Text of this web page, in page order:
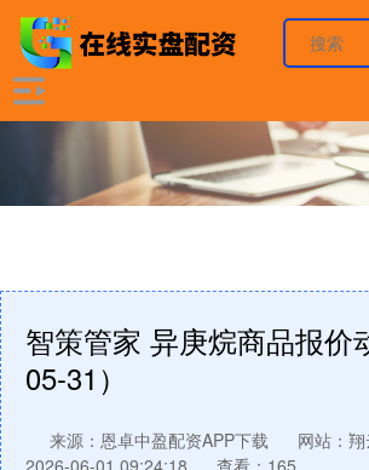
智策管家 异庚烷商品报价
05-31）
来源：恩卓中盈配资APP下载 网站：
2026-06-01 09:24:18
查看：165